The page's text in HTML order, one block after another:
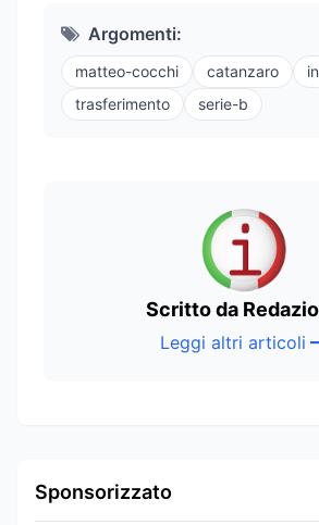
Argomenti:
matteo-cocchi catanzaro
trasferimento
serie-b
Scritto da
Leggi altri articoli
Sponsorizzato